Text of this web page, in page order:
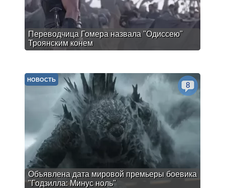
Переводчица Гомера назвала "Одиссею"
Троянским конем
Объявлена дата мировой премьеры боевика
"Годзилла: Минус ноль"
НОВОСТЬ
8